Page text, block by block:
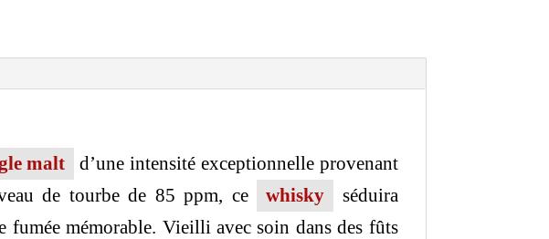
malt
d’une intensité exceptionnelle provenant
de tourbe de 85 ppm, ce
whisky
séduira
fumée mémorable. Vieilli avec soin dans des fûts